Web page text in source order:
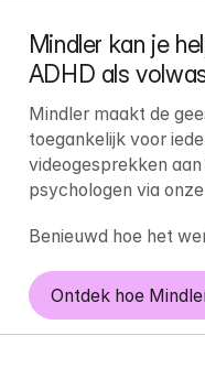
Mindler kan je
ADHD als
Mindler maakt de
toegankelijk voor
videogesprekken
psychologen via
Benieuwd hoe het
Ontdek hoe